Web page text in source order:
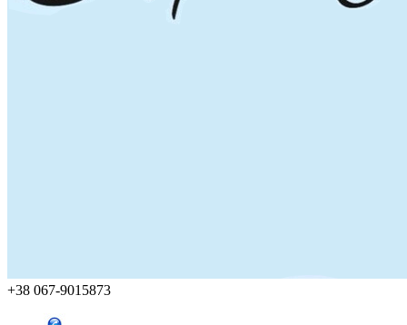
+38 067-9015873